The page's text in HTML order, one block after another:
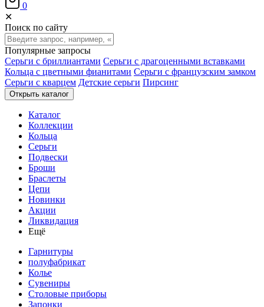
0
✕
Поиск по сайту
Популярные запросы
Серьги с бриллиантами Серьги с драгоценными вставками
Кольца с цветными фианитами Серьги с французским замком
Серьги с кварцем Детские серьги Пирсинг
Открыть каталог
Каталог
Коллекции
Кольца
Серьги
Подвески
Броши
Браслеты
Цепи
Новинки
Акции
Ликвидация
Ещё
Гарнитуры
полуфабрикат
Колье
Сувениры
Столовые приборы
Запонки